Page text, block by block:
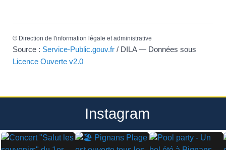
© Direction de l'information légale et administrative
Source : Service-Public.gouv.fr / DILA — Données sous
Licence Ouverte v2.0
Instagram